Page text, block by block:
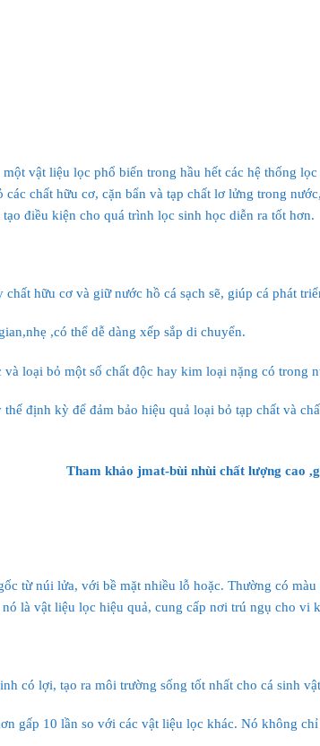
một vật liệu lọc phổ biến trong hầu hết các hệ thống
chất hữu cơ, cặn bẩn và tạp chất lơ lửng trong
điều kiện cho quá trình lọc sinh học diễn ra tốt hơn.
hữu cơ và giữ nước hồ cá sạch sẽ, giúp cá phát
,có thể dễ dàng xếp sắp di chuyển.
loại bỏ một số chất độc hay kim loại nặng có
định kỳ để đảm bảo hiệu quả loại bỏ tạp chất và
Tham khảo jmat-bùi nhùi chất lượng cao
từ núi lửa, với bề mặt nhiều lỗ hoặc. Thường có
là vật liệu lọc hiệu quả, cung cấp nơi trú ngụ cho vi
có lợi, tạo ra môi trường sống tốt nhất cho cá sinh
gấp 10 lần so với các vật liệu lọc khác. Nó không